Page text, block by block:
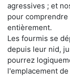
agressives ; et
pour
entièrement.
Les fourmis se
depuis leur nid,
pourrez
l'emplacement